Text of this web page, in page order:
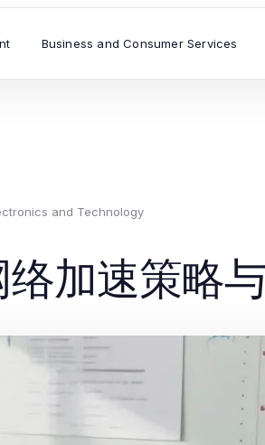
Business and Consumer Services
and Technology
加速策略